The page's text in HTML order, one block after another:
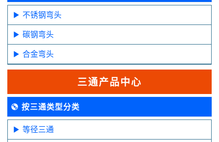
不锈钢弯头
碳钢弯头
合金弯头
三通产品中心
按三通类型分类
等径三通